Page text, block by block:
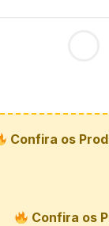
Confira os
Confira os